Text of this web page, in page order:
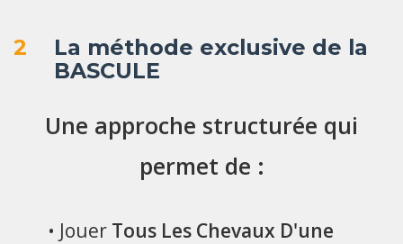
2
La méthode exclusive de la
BASCULE
Une approche structurée qui
permet de :
• Jouer Tous Les Chevaux D'une